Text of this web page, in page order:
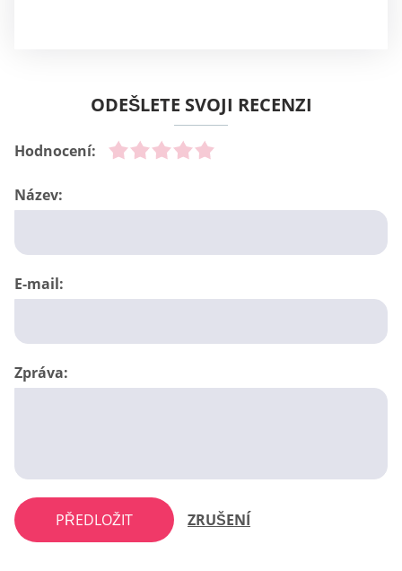
ODEŠLETE SVOJI RECENZI
Hodnocení:
Název:
E-mail:
Zpráva:
PŘEDLOŽIT ZRUŠENÍ